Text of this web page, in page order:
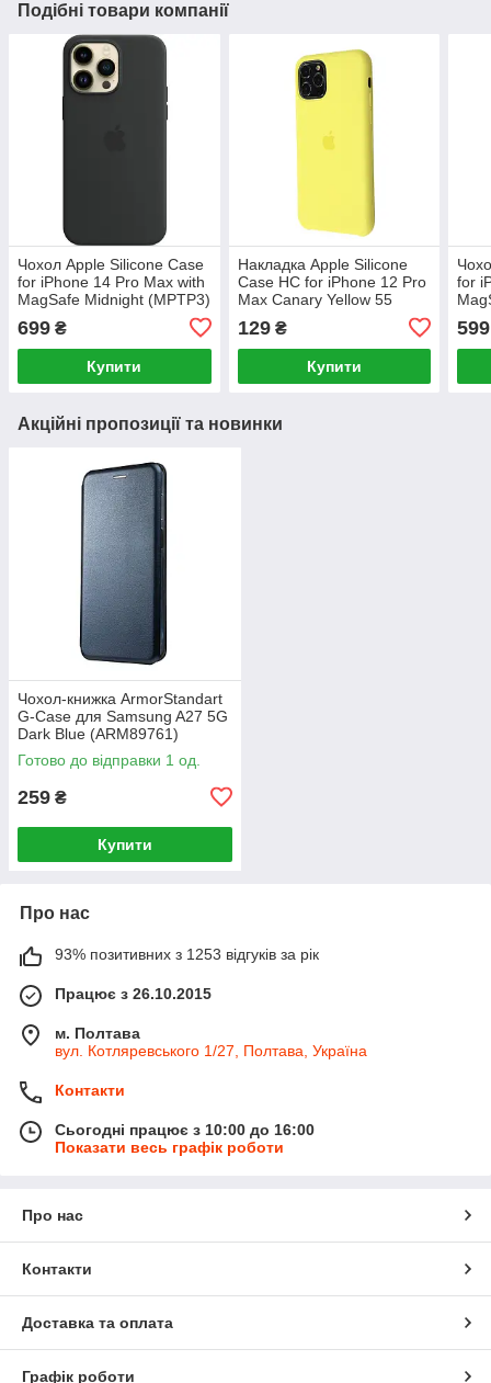
Подібні товари компанії
Чохол Apple Silicone Case
for iPhone 14 Pro Max with
MagSafe Midnight (MPTP3)
699 ₴
Купити
Накладка Apple Silicone
Case HC for iPhone 12 Pro
Max Canary Yellow 55
129₴
Купити
for
599
Акційні пропозиції та новинки
Чохол-книжка ArmorStandart
G-Case для Samsung A27 5G
Dark Blue (ARM89761)
Готово до відправки 1 од.
259 ₴
Купити
Про нас
93% позитивних з 1253 відгуків за рік
Працює з 26.10.2015
м. Полтава
вул. Котляревського 1/27, Полтава, Україна
Контакти
Сьогодні працює з 10:00 до 16:00
Показати весь графік роботи
Про нас
Контакти
Доставка та оплата
Графік роботи